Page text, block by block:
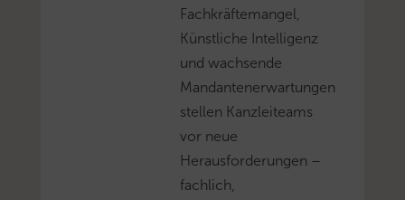
Fachkräftemangel,
Künstliche Intelligenz
und wachsende
Mandantenerwartungen
stellen Kanzleiteams
vor neue
Herausforderungen –
fachlich,